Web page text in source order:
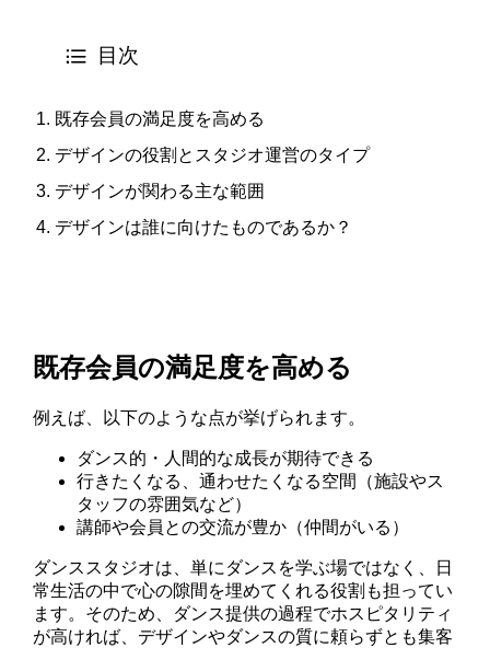
目次
既存会員の満足度を高める
デザインの役割とスタジオ運営のタイプ
デザインが関わる主な範囲
デザインは誰に向けたものであるか？
既存会員の満足度を高める
例えば、以下のような点が挙げられます。
ダンス的・人間的な成長が期待できる
行きたくなる、通わせたくなる空間（施設やス
タッフの雰囲気など）
講師や会員との交流が豊か（仲間がいる）
ダンススタジオは、単にダンスを学ぶ場ではなく、日
常生活の中で心の隙間を埋めてくれる役割も担ってい
ます。そのため、ダンス提供の過程でホスピタリティ
が高ければ、デザインやダンスの質に頼らずとも集客